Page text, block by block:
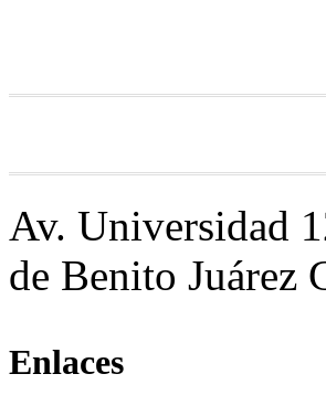
Av. Universidad
de Benito Juárez
Enlaces